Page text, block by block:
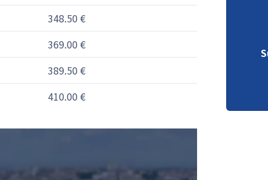
348.50 €
369.00 €
389.50 €
410.00 €